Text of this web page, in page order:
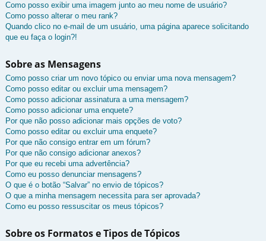
Como posso exibir uma imagem junto ao meu nome de usuário?
Como posso alterar o meu rank?
Quando clico no e-mail de um usuário, uma página aparece solicitando
que eu faça o login?!
Sobre as Mensagens
Como posso criar um novo tópico ou enviar uma nova mensagem?
Como posso editar ou excluir uma mensagem?
Como posso adicionar assinatura a uma mensagem?
Como posso adicionar uma enquete?
Por que não posso adicionar mais opções de voto?
Como posso editar ou excluir uma enquete?
Por que não consigo entrar em um fórum?
Por que não consigo adicionar anexos?
Por que eu recebi uma advertência?
Como eu posso denunciar mensagens?
O que é o botão “Salvar” no envio de tópicos?
O que a minha mensagem necessita para ser aprovada?
Como eu posso ressuscitar os meus tópicos?
Sobre os Formatos e Tipos de Tópicos